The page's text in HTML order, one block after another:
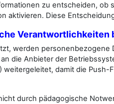
zu entscheiden, ob
aktivieren. Diese
Verantwortlichkeiten
werden personenbezogene
die Anbieter der
weitergeleitet, damit die Push-
durch pädagogische